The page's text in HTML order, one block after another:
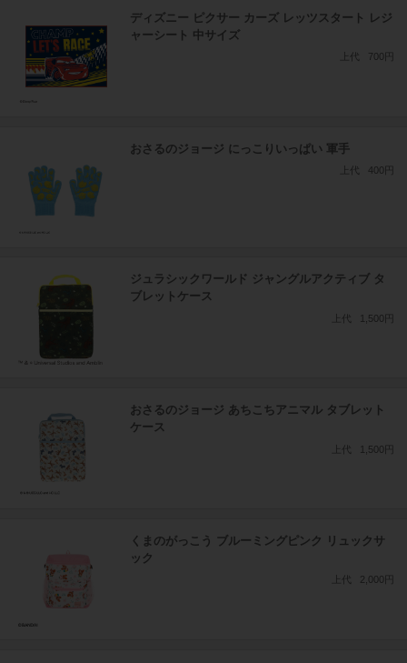
ディズニー ピクサー カーズ レッツスタート レジ
ャーシート 中サイズ
上代 700円
おさるのジョージ にっこりいっぱい 軍手
上代 400円
ジュラシックワールド ジャングルアクティブ タ
ブレットケース
上代 1,500円
おさるのジョージ あちこちアニマル タブレット
ケース
上代 1,500円
くまのがっこう ブルーミングピンク リュックサ
ック
上代 2,000円